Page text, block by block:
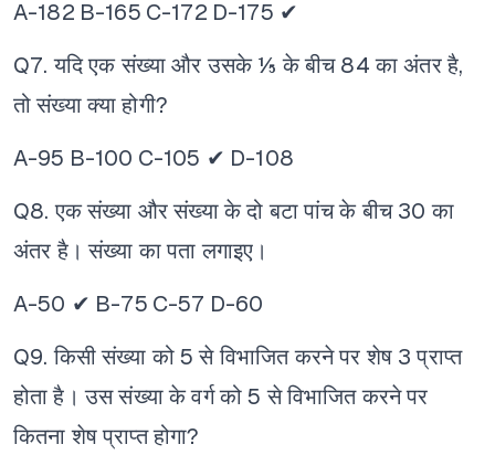
A-182 B-165 C-172 D-175 ✔
Q7. यदि एक संख्या और उसके ⅕ के बीच 84 का अंतर है,
तो संख्या क्या होगी?
A-95 B-100 C-105 ✔ D-108
Q8. एक संख्या और संख्या के दो बटा पांच के बीच 30 का
अंतर है। संख्या का पता लगाइए।
A-50 ✔ B-75 C-57 D-60
Q9. किसी संख्या को 5 से विभाजित करने पर शेष 3 प्राप्त
होता है। उस संख्या के वर्ग को 5 से विभाजित करने पर
कितना शेष प्राप्त होगा?